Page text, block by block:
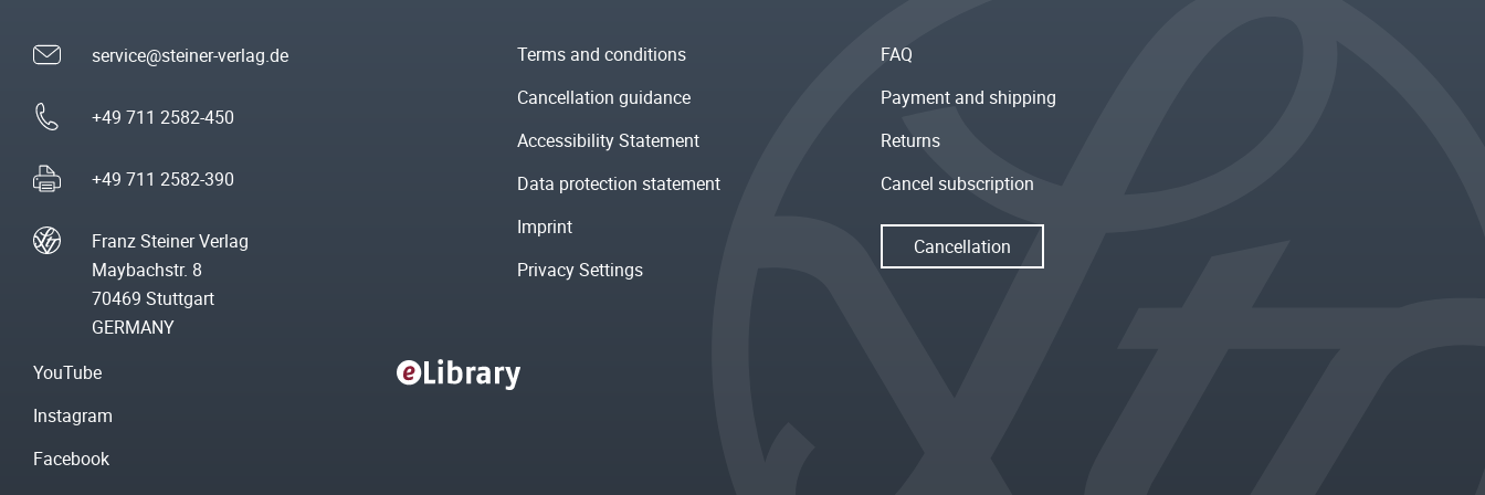
service@steiner-verlag.de
+49 711 2582-450
+49 711 2582-390
Franz Steiner Verlag
Maybachstr. 8
70469 Stuttgart
GERMANY
Terms and conditions
Cancellation guidance
Accessibility Statement
Data protection statement
Imprint
Privacy Settings
FAQ
Payment and shipping
Returns
Cancel subscription
Cancellation
YouTube
Instagram
Facebook